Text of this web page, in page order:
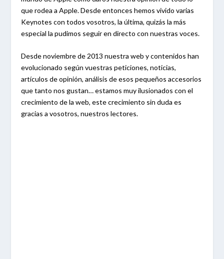
que rodea a Apple. Desde entonces hemos vivido varias
Keynotes con todos vosotros, la última, quizás la más
especial la pudimos seguir en directo con nuestras voces.
Desde noviembre de 2013 nuestra web y contenidos han
evolucionado según vuestras peticiones, noticias,
artículos de opinión, análisis de esos pequeños accesorios
que tanto nos gustan… estamos muy ilusionados con el
crecimiento de la web, este crecimiento sin duda es
gracias a vosotros, nuestros lectores.